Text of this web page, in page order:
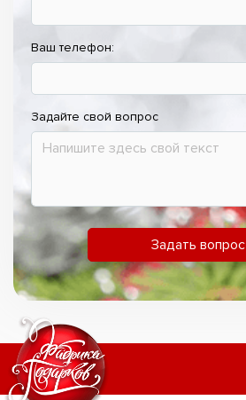
Ваш телефон:
Задайте свой вопрос
Задать вопрос